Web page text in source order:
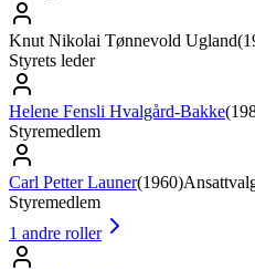
Knut Nikolai Tønnevold Ugland(
Styrets leder
Helene Fensli Hvalgård-Bakke(
Styremedlem
Carl Petter Launer(1960)
Styremedlem
1 andre roller